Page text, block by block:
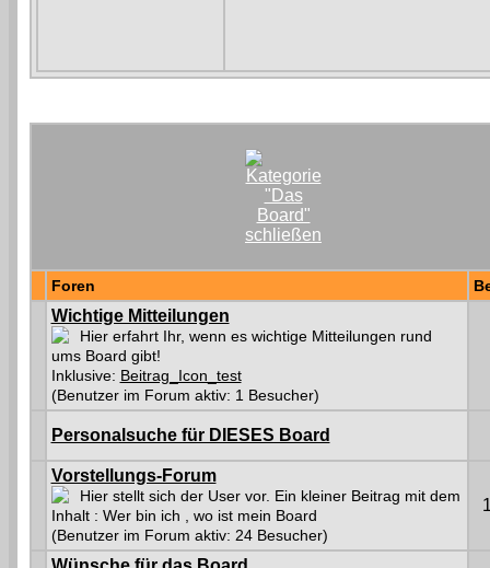
Foren
Wichtige Mitteilungen
Hier erfahrt Ihr, wenn es wichtige Mitteilungen rund
ums Board gibt!
Inklusive: Beitrag_Icon_test
(Benutzer im Forum aktiv: 1 Besucher)
Personalsuche für DIESES Board
Vorstellungs-Forum
Hier stellt sich der User vor. Ein kleiner Beitrag mit dem
Inhalt : Wer bin ich , wo ist mein Board
(Benutzer im Forum aktiv: 24 Besucher)